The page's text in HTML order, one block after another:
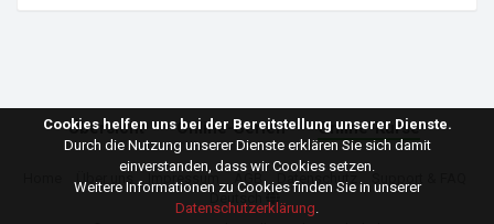
Übersicht Online-Serien Online-Kurse
Impressum Datenschutz
Deutsch
Cookies helfen uns bei der Bereitstellung unserer Dienste.
Durch die Nutzung unserer Dienste erklären Sie sich damit
einverstanden, dass wir Cookies setzen.
Weitere Informationen zu Cookies finden Sie in unserer
Datenschutzerklärung.